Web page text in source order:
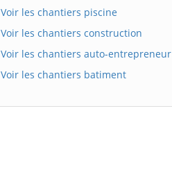
Voir les chantiers piscine
Voir les chantiers construction
Voir les chantiers auto-entrepreneur
Voir les chantiers batiment